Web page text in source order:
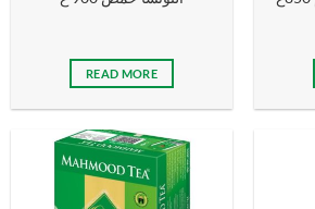
READ MORE